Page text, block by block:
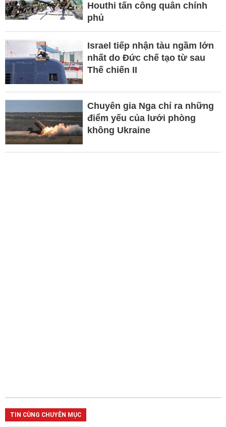
Houthi tấn công quân chính
phủ
Israel tiếp nhận tàu ngầm lớn
nhất do Đức chế tạo từ sau
Thế chiến II
Chuyên gia Nga chỉ ra những
điểm yếu của lưới phòng
không Ukraine
TIN CÙNG CHUYÊN MỤC